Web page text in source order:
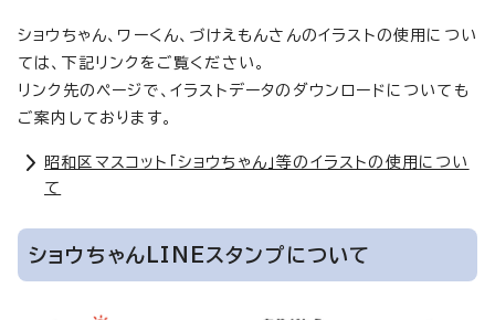
ショウちゃん、ワーくん、づけえもんさんのイラストの使用につい
ては、下記リンクをご覧ください。
リンク先のページで、イラストデータのダウンロードについても
ご案内しております。
昭和区マスコット「ショウちゃん」等のイラストの使用につい
て
ショウちゃんLINEスタンプについて